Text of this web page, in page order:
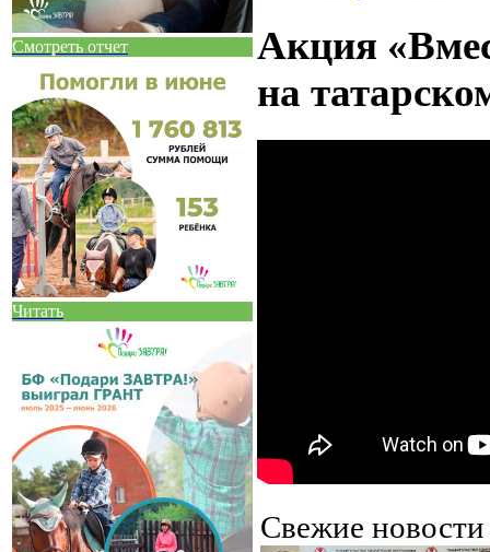
Смотреть отчет
Читать
Акция
на
Свежие